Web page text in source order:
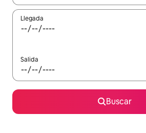
Llegada
Salida
Buscar